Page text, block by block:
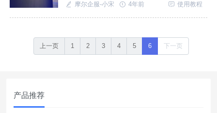
微信客服系统。
摩尔企服-小宋 4年前 使用教程
上一页 1 2 3 4 5 6 下一页
产品推荐